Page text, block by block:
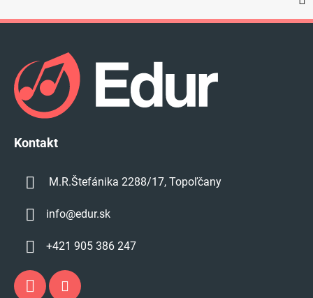
Kontakt
M.R.Štefánika 2288/17, Topoľčany
info@edur.sk
+421 905 386 247